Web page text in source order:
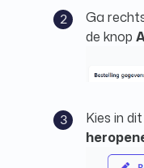
Ga
de knop
Kies in